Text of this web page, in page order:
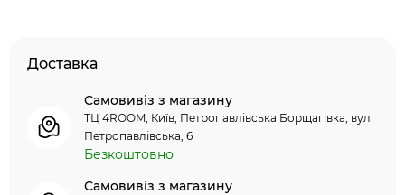
Доставка
Самовивіз з магазину
ТЦ 4ROOM, Київ, Петропавлівська Борщагівка, вул.
Петропавлівська, 6
Безкоштовно
Самовивіз з магазину